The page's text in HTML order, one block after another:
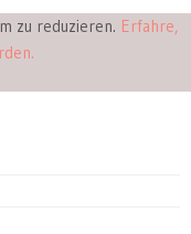
zu reduzieren. Erfahre,